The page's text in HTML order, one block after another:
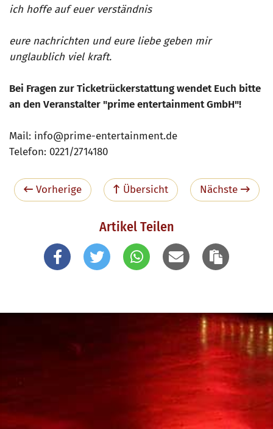
ich hoffe auf euer verständnis
eure nachrichten und eure liebe geben mir
unglaublich viel kraft.
Bei Fragen zur Ticketrückerstattung wendet Euch bitte
an den Veranstalter "prime entertainment GmbH"!
Mail: info@prime-entertainment.de
Telefon: 0221/2714180
Vorherige Übersicht Nächste
Artikel Teilen